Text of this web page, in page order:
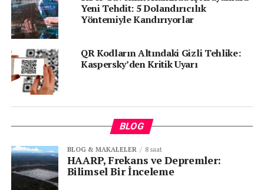
“Psikolojik Manipülasyon + Teknik
Aldatma”
Kaspersky spam analistiAnna Lazaricheva, bu
saldırıların sadece teknik değil, aynı zamanda psikolojik
yönü de olduğunu belirtiyor:
“Saldırganlar, yasal işlem korkusunu kullanarak
kullanıcıları dosyaları çalıştırmaya zorluyor.
Kampanyanın hızla büyümesi, kurumların savunma
reflekslerini güçlendirmesi gerektiğini açıkça
gösteriyor.”
Yeni Tehdit: 5 Dolandırıcılık
Yöntemiyle Kandırıyorlar
QR Kodların Altındaki Gizli Tehlike:
Kaspersky’den Kritik Uyarı
BLOG
BLOG & MAKALELER 8 saat
HAARP, Frekans ve Depremler:
Bilimsel Bir İnceleme